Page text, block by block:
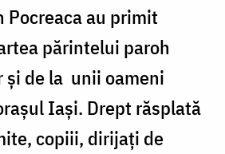
Pocreaca au primit
părintelui paroh
şi de la unii oameni
Iaşi. Drept răsplată
copiii, dirijaţi de